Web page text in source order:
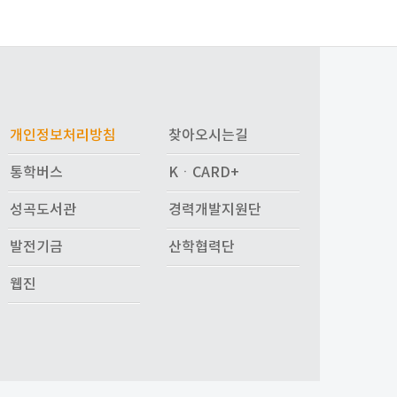
개인정보처리방침 찾아오시는길
통학버스 KㆍCARD+
성곡도서관 경력개발지원단
발전기금 산학협력단
웹진